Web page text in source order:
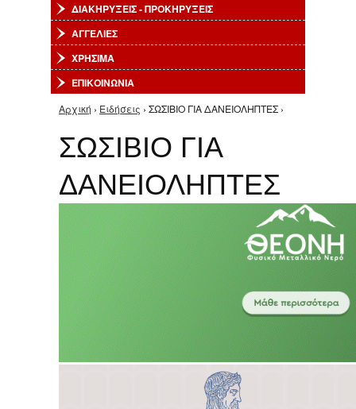
ΔΙΑΚΗΡΥΞΕΙΣ - ΠΡΟΚΗΡΥΞΕΙΣ
ΑΓΓΕΛΙΕΣ
ΧΡΗΣΙΜΑ
ΕΠΙΚΟΙΝΩΝΙΑ
Είστε εδώ
Αρχική › Ειδήσεις › ΣΩΣΙΒΙΟ ΓΙΑ ΔΑΝΕΙΟΛΗΠΤΕΣ ›
ΣΩΣΙΒΙΟ ΓΙΑ
ΔΑΝΕΙΟΛΗΠΤΕΣ